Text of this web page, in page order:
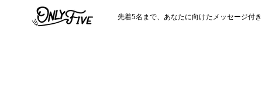
先着5名まで、あなたに向けたメッセージ付